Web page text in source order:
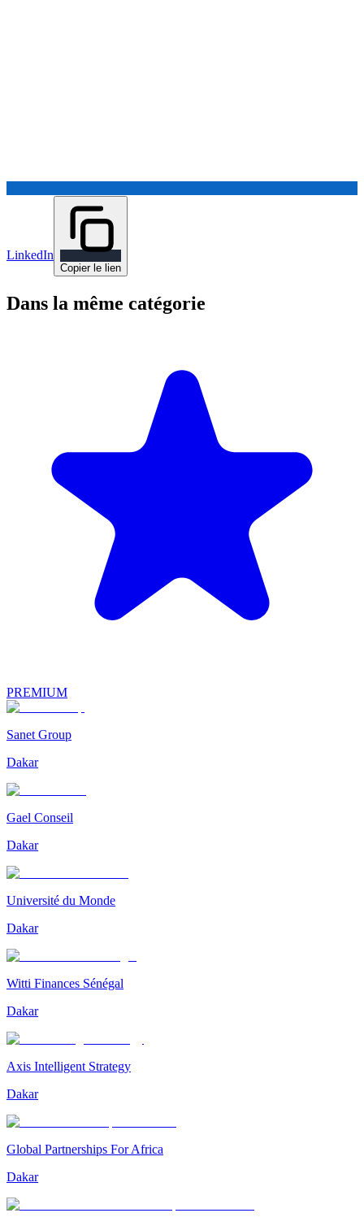
LinkedIn
Copier le lien
Dans la même catégorie
PREMIUM
Sanet Group
Dakar
Gael Conseil
Dakar
Université du Monde
Dakar
Witti Finances Sénégal
Dakar
Axis Intelligent Strategy
Dakar
Global Partnerships For Africa
Dakar